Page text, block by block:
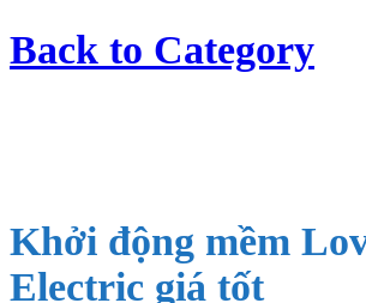
Back to Category
Khởi động mềm
Electric giá tốt